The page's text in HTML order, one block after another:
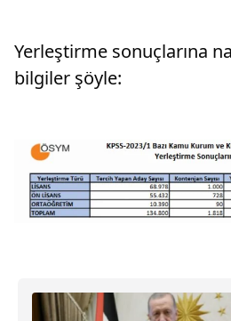
Yerleştirme sonuçlarına
bilgiler şöyle: